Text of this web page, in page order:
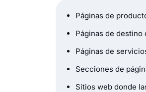
Páginas de
Páginas de
Páginas de
Secciones de
Sitios web donde